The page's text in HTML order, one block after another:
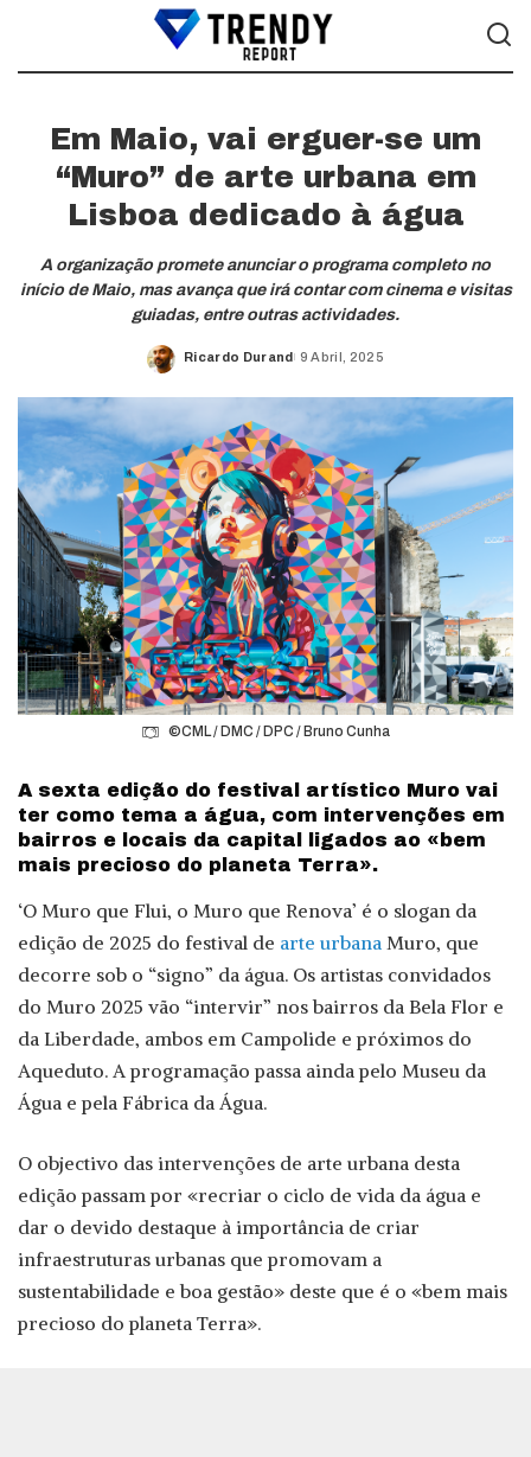
Em Maio, vai erguer-se um
“Muro” de arte urbana em
Lisboa dedicado à água
A organização promete anunciar o programa completo no
início de Maio, mas avança que irá contar com cinema e visitas
guiadas, entre outras actividades.
Posted
Ricardo Durand 9 Abril, 2025
©CML / DMC / DPC / Bruno Cunha
A sexta edição do festival artístico Muro vai
ter como tema a água, com intervenções em
bairros e locais da capital ligados ao «bem
mais precioso do planeta Terra».
‘O Muro que Flui, o Muro que Renova’ é o slogan da
edição de 2025 do festival de arte urbana Muro, que
decorre sob o “signo” da água. Os artistas convidados
do Muro 2025 vão “intervir” nos bairros da Bela Flor e
da Liberdade, ambos em Campolide e próximos do
Aqueduto. A programação passa ainda pelo Museu da
Água e pela Fábrica da Água.
O objectivo das intervenções de arte urbana desta
edição passam por «recriar o ciclo de vida da água e
dar o devido destaque à importância de criar
infraestruturas urbanas que promovam a
sustentabilidade e boa gestão» deste que é o «bem mais
precioso do planeta Terra».